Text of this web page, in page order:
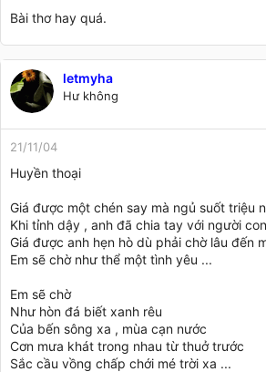
Bài thơ hay quá.
letmyha
Hư không
21/11/04
Huyền thoại
Giá được một chén say mà ngủ suốt triệu
Khi tỉnh dậy , anh đã chia tay với người
Giá được anh hẹn hò dù phải chờ lâu đến
Em sẽ chờ như thể một tình yêu ...
Em sẽ chờ
Như hòn đá biết xanh rêu
Của bến sông xa , mùa cạn nước
Cơn mưa khát trong nhau từ thuở trước
Sắc cầu vồng chấp chới mé trời xa ...